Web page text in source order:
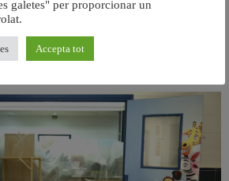
per a persones majors del barri de Sant Antoni
galetes" per proporcionar un
Accepta tot